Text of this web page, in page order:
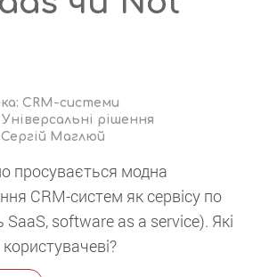
CRM-системи
Універсальні рішення
Сергій Маглюй
просувається модна
CRM-систем як сервісу по
SaaS, software as a service). Які